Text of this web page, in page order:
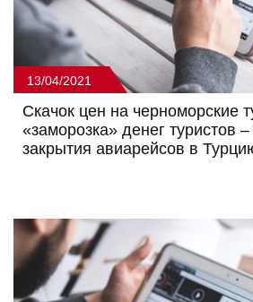
13/04/2021
Скачок цен на черноморские
«заморозка» денег туристов
закрытия авиарейсов в